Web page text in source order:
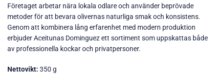
Företaget arbetar nära lokala odlare och använder beprövade
metoder för att bevara olivernas naturliga smak och konsistens.
Genom att kombinera lång erfarenhet med modern produktion
erbjuder Aceitunas Dominguez ett sortiment som uppskattas både
av professionella kockar och privatpersoner.
Nettovikt: 350 g